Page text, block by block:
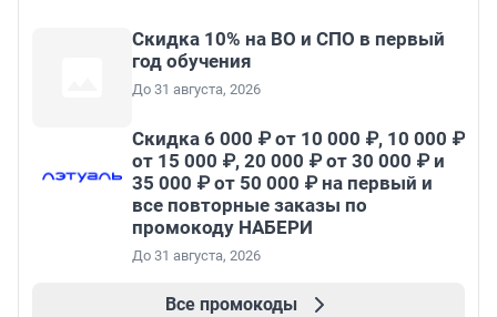
Скидка 10% на ВО и СПО в первый
год обучения
До 31 августа, 2026
Скидка 6 000 ₽ от 10 000 ₽, 10 000 ₽
от 15 000 ₽, 20 000 ₽ от 30 000 ₽ и
35 000 ₽ от 50 000 ₽ на первый и
все повторные заказы по
промокоду НАБЕРИ
До 31 августа, 2026
Все промокоды